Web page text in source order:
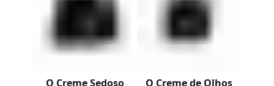
O Creme Sedoso O Creme de Olhos